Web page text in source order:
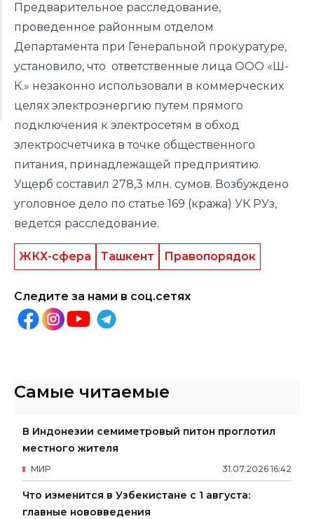
Предварительное расследование,
проведенное районным отделом
Департамента при Генеральной прокуратуре,
установило, что ответственные лица ООО «Ш-
К.» незаконно использовали в коммерческих
целях электроэнергию путем прямого
подключения к электросетям в обход
электросчетчика в точке общественного
питания, принадлежащей предприятию.
Ущерб составил 278,3 млн. сумов. Возбуждено
уголовное дело по статье 169 (кража) УК РУз,
ведется расследование.
ЖКХ-сфера Ташкент Правопорядок
Следите за нами в соц.сетях
Самые читаемые
В Индонезии семиметровый питон проглотил
местного жителя
31.07.2026 16:42
МИР
Что изменится в Узбекистане с 1 августа:
главные нововведения